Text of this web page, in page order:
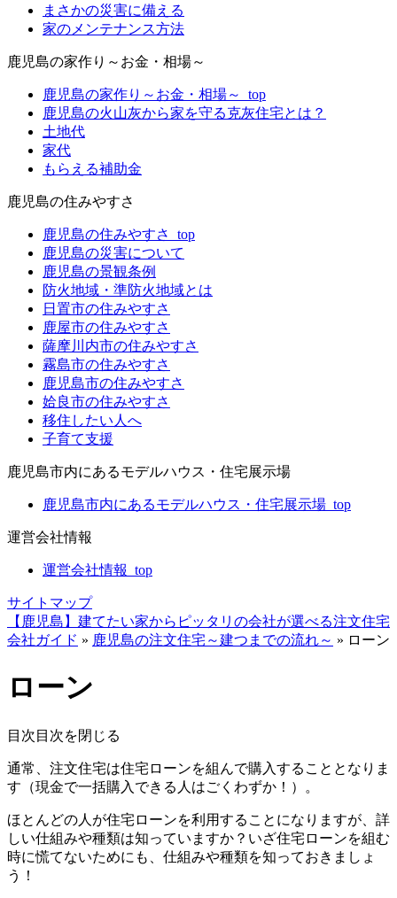
まさかの災害に備える
家のメンテナンス方法
鹿児島の家作り～お金・相場～
鹿児島の家作り～お金・相場～_top
鹿児島の火山灰から家を守る克灰住宅とは？
土地代
家代
もらえる補助金
鹿児島の住みやすさ
鹿児島の住みやすさ_top
鹿児島の災害について
鹿児島の景観条例
防火地域・準防火地域とは
日置市の住みやすさ
鹿屋市の住みやすさ
薩摩川内市の住みやすさ
霧島市の住みやすさ
鹿児島市の住みやすさ
姶良市の住みやすさ
移住したい人へ
子育て支援
鹿児島市内にあるモデルハウス・住宅展示場
鹿児島市内にあるモデルハウス・住宅展示場_top
運営会社情報
運営会社情報_top
サイトマップ
【鹿児島】建てたい家からピッタリの会社が選べる注文住宅
会社ガイド » 鹿児島の注文住宅～建つまでの流れ～ » ローン
ローン
目次 目次を閉じる
通常、 注文住宅は住宅ローンを組んで購入することとなりま
す（現金で一括購入できる人はごくわずか！）。
ほとんどの人が住宅ローンを利用することになりますが、詳
しい仕組みや種類は知っていますか？ いざ住宅ローンを組む
時に慌てないためにも、仕組みや種類を知っておきましょ
う！